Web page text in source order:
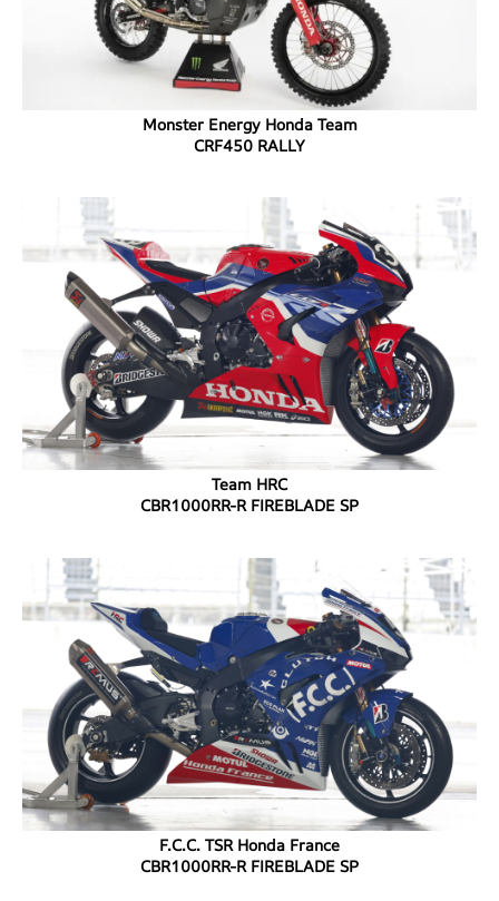
Monster Energy Honda Team
CRF450 RALLY
Team HRC
CBR1000RR-R FIREBLADE SP
F.C.C. TSR Honda France
CBR1000RR-R FIREBLADE SP